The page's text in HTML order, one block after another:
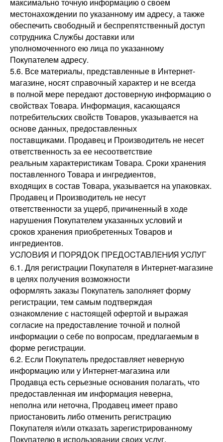
местонахождении по указанному им адресу, а также
обеспечить свободный и беспрепятственный доступ
сотрудника Службы доставки или
уполномоченного ею лица по указанному
Покупателем адресу.
5.6. Все материалы, представленные в Интернет-
магазине, носят справочный характер и не всегда
в полной мере передают достоверную информацию о
свойствах Товара. Информация, касающаяся
потребительских свойств Товаров, указывается на
основе данных, предоставленных
поставщиками. Продавец и Производитель не несет
ответственность за ее несоответствие
реальным характеристикам Товара. Сроки хранения
поставленного Товара и ингредиентов,
входящих в состав Товара, указывается на упаковках.
Продавец и Производитель не несут
ответственности за ущерб, причиненный в ходе
нарушения Покупателем указанных условий и
сроков хранения приобретенных Товаров и
ингредиентов.
УСЛОВИЯ И ПОРЯДОК ПРЕДОСТАВЛЕНИЯ УСЛУГ
6.1. Для регистрации Покупателя в Интернет-магазине
в целях получения возможности
оформлять заказы Покупатель заполняет форму
регистрации, тем самым подтверждая
ознакомление с настоящей офертой и выражая
согласие на предоставление точной и полной
информации о себе по вопросам, предлагаемым в
форме регистрации.
6.2. Если Покупатель предоставляет неверную
информацию или у Интернет-магазина или
Продавца есть серьезные основания полагать, что
предоставленная им информация неверна,
неполна или неточна, Продавец имеет право
приостановить либо отменить регистрацию
Покупателя и/или отказать зарегистрированному
Покупателю в использовании своих услуг.